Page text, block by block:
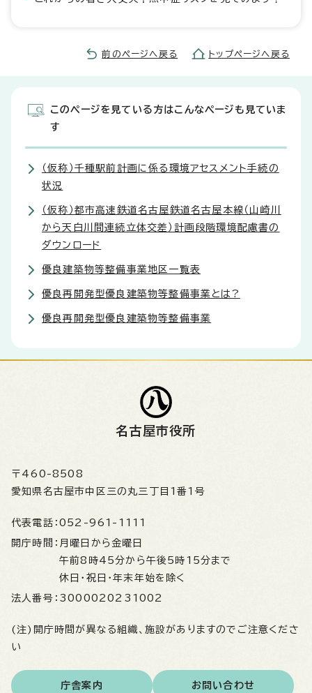
前のページへ戻る トップページへ戻る
このページを見ている方はこんなページも見ていま
す
（仮称）千種駅前計画に係る環境アセスメント手続の
状況
（仮称）都市高速鉄道名古屋鉄道名古屋本線（山崎川
から天白川間連続立体交差）計画段階環境配慮書の
ダウンロード
優良建築物等整備事業地区一覧表
優良再開発型優良建築物等整備事業とは?
優良再開発型優良建築物等整備事業
名古屋市役所
〒460-8508
愛知県名古屋市中区三の丸三丁目1番1号
代表電話： 052-961-1111
開庁時間： 月曜日から金曜日
午前8時45分から午後5時15分まで
休日・祝日・年末年始を除く
法人番号： 3000020231002
(注)開庁時間が異なる組織、施設がありますのでご注意くださ
い
庁舎案内 お問い合わせ